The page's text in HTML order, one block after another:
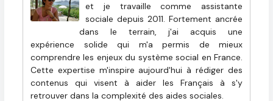
et je travaille comme assistante
sociale depuis 2011. Fortement ancrée
dans le terrain, j'ai acquis une
expérience solide qui m'a permis de mieux
comprendre les enjeux du système social en France.
Cette expertise m'inspire aujourd'hui à rédiger des
contenus qui visent à aider les Français à s'y
retrouver dans la complexité des aides sociales.